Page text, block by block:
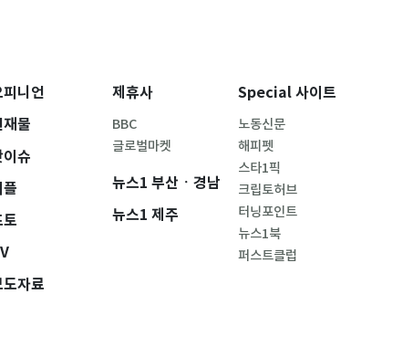
피니언
재물
이슈
도자료
제휴사
BBC
글로벌마켓
뉴스1 부산ㆍ경남
뉴스1 제주
Special 사이트
노동신문
해피펫
스타1픽
크립토허브
터닝포인트
뉴스1북
퍼스트클럽